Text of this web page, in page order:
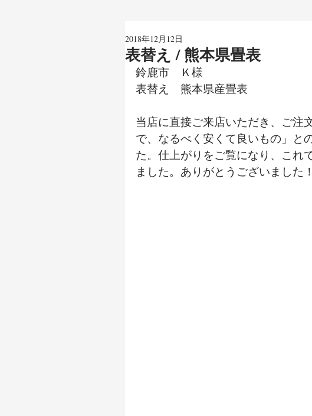
表替え / 熊本県畳表
2018年12月12日
鈴鹿市　Ｋ様
表替え　熊本県産畳表
当店に直接ご来店いただき、ご注
で、なるべく安くて良いもの」と
た。仕上がりをご覧になり、これ
ました。ありがとうございました！